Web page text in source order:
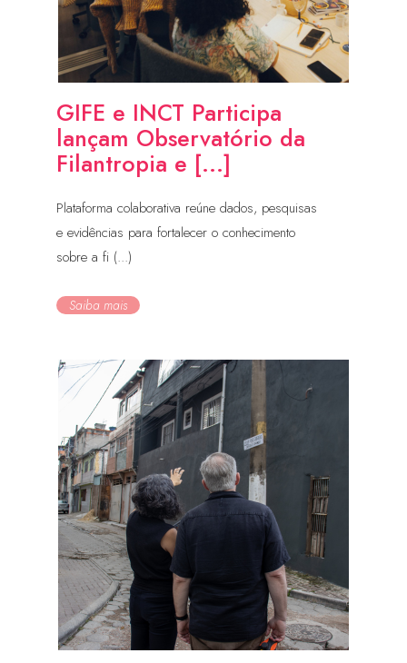
GIFE e INCT Participa
lançam Observatório da
Filantropia e [...]
Plataforma colaborativa reúne dados, pesquisas
e evidências para fortalecer o conhecimento
sobre a fi (...)
Saiba mais